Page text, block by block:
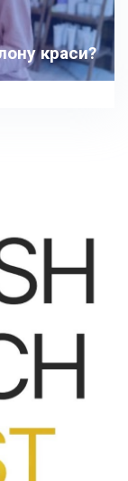
краси?